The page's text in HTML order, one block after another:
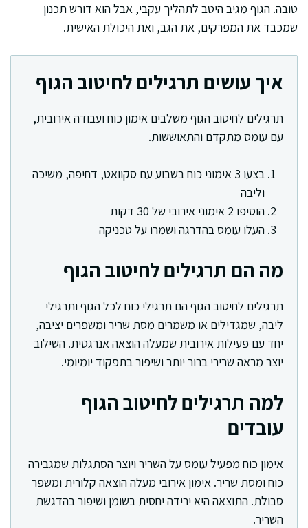
טובה. הגוף מגיב היטב לתהליך עקבי, אבל הוא דורש תכנון
שמכבד את המפרקים, את הגב, ואת היכולת האישית.
איך עושים תרגילים לחיטוב הגוף
תרגילים לחיטוב הגוף משלבים אימון כוח ועבודה אירובית,
עם עומס מתקדם והתאוששות.
בצעו 3 אימוני כוח בשבוע עם סקוואט, דחיפה, משיכה
וליבה
הוסיפו 2 אימוני אירובי של 30 דקות
העלו עומס בהדרגה ושמרו על טכניקה
מה הם תרגילים לחיטוב הגוף
תרגילים לחיטוב הגוף הם תרגילי כוח לכל הגוף ותרגילי
ליבה, שמגדילים או משמרים מסת שריר ומשפרים יציבה,
יחד עם פעילות אירובית שמעלה הוצאה אנרגטית. השילוב
יוצר מראה שרירי ברור יותר ושיפור בתפקוד יומיומי.
למה תרגילים לחיטוב הגוף
עובדים
אימון כוח מפעיל עומס על השריר ויוצר הסתגלות שמגבירה
כוח ומסת שריר. אימון אירובי מעלה הוצאה קלורית ומשפר
סבולת. התוצאה היא ירידה יחסית בשומן ושיפור בהדגשת
השריר.